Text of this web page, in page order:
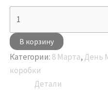
В корзину
Категории: 8 Марта, День
коробки
Детали